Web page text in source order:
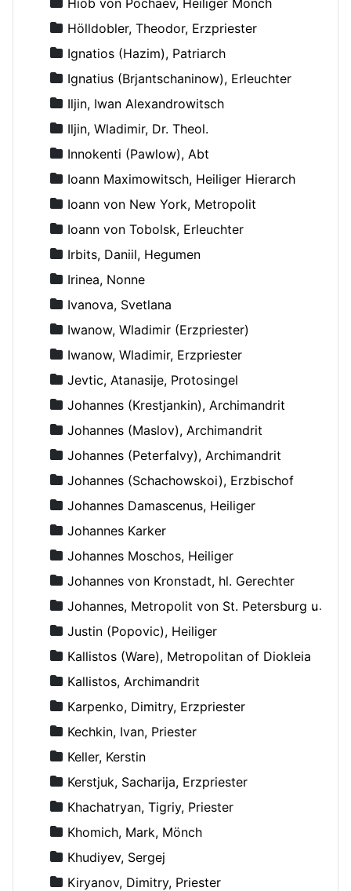
Hölldobler, Theodor, Erzpriester
Ignatios (Hazim), Patriarch
Ignatius (Brjantschaninow), Erleuchter
Iljin, Iwan Alexandrowitsch
Iljin, Wladimir, Dr. Theol.
Innokenti (Pawlow), Abt
Ioann Maximowitsch, Heiliger Hierarch
Ioann von New York, Metropolit
Ioann von Tobolsk, Erleuchter
Irbits, Daniil, Hegumen
Irinea, Nonne
Ivanova, Svetlana
Iwanow, Wladimir (Erzpriester)
Iwanow, Wladimir, Erzpriester
Jevtic, Atanasije, Protosingel
Johannes (Krestjankin), Archimandrit
Johannes (Maslov), Archimandrit
Johannes (Peterfalvy), Archimandrit
Johannes (Schachowskoi), Erzbischof
Johannes Damascenus, Heiliger
Johannes Karker
Johannes Moschos, Heiliger
Johannes von Kronstadt, hl. Gerechter
Johannes, Metropolit von St. Petersburg und Ladoga
Justin (Popovic), Heiliger
Kallistos (Ware), Metropolitan of Diokleia
Kallistos, Archimandrit
Karpenko, Dimitry, Erzpriester
Kechkin, Ivan, Priester
Keller, Kerstin
Kerstjuk, Sacharija, Erzpriester
Khachatryan, Tigriy, Priester
Khomich, Mark, Mönch
Khudiyev, Sergej
Kiryanov, Dimitry, Priester